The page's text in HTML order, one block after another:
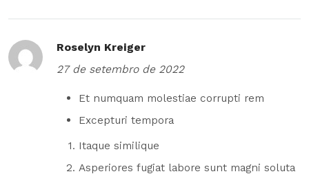
Roselyn Kreiger
27 de setembro de 2022
Et numquam molestiae corrupti rem
Excepturi tempora
Itaque similique
Asperiores fugiat labore sunt magni soluta